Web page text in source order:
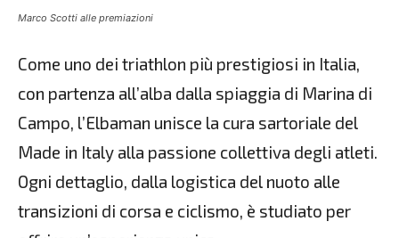
Marco Scotti alle premiazioni
Come uno dei triathlon più prestigiosi in Italia,
con partenza all’alba dalla spiaggia di Marina di
Campo, l’Elbaman unisce la cura sartoriale del
Made in Italy alla passione collettiva degli atleti.
Ogni dettaglio, dalla logistica del nuoto alle
transizioni di corsa e ciclismo, è studiato per